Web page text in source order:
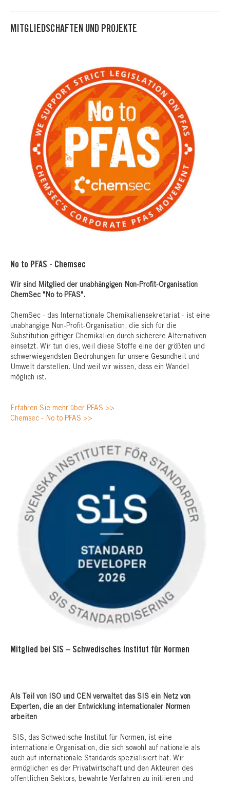
MITGLIEDSCHAFTEN UND PROJEKTE
No to PFAS - Chemsec
Wir sind Mitglied der unabhängigen Non-Profit-Organisation
ChemSec "No to PFAS".
ChemSec - das Internationale Chemikaliensekretariat - ist eine
unabhängige Non-Profit-Organisation, die sich für die
Substitution giftiger Chemikalien durch sicherere Alternativen
einsetzt. Wir tun dies, weil diese Stoffe eine der größten und
schwerwiegendsten Bedrohungen für unsere Gesundheit und
Umwelt darstellen. Und weil wir wissen, dass ein Wandel
möglich ist.
Erfahren Sie mehr über PFAS >>
Chemsec - No to PFAS >>
Mitglied bei SIS – Schwedisches Institut für Normen
Als Teil von ISO und CEN verwaltet das SIS ein Netz von
Experten, die an der Entwicklung internationaler Normen
arbeiten
SIS, das Schwedische Institut für Normen, ist eine
internationale Organisation, die sich sowohl auf nationale als
auch auf internationale Standards spezialisiert hat. Wir
ermöglichen es der Privatwirtschaft und den Akteuren des
öffentlichen Sektors, bewährte Verfahren zu initiieren und